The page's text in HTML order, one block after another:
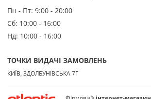
Пн - Пт: 9:00 - 20:00
Сб: 10:00 - 16:00
Нд: 10:00 - 16:00
ТОЧКИ ВИДАЧІ ЗАМОВЛЕНЬ
КИЇВ, ЗДОЛБУНІВСЬКА 7Г